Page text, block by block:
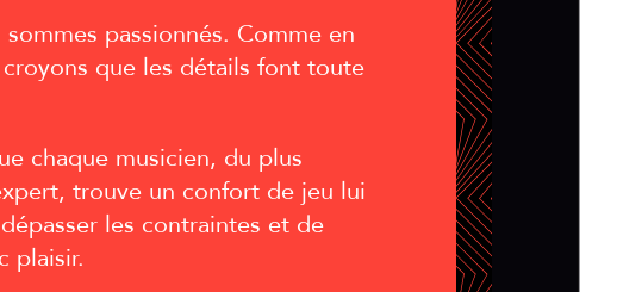
passionnés. Comme en
que les détails font toute
chaque musicien, du plus
trouve un confort de jeu lui
les contraintes et de
plaisir.